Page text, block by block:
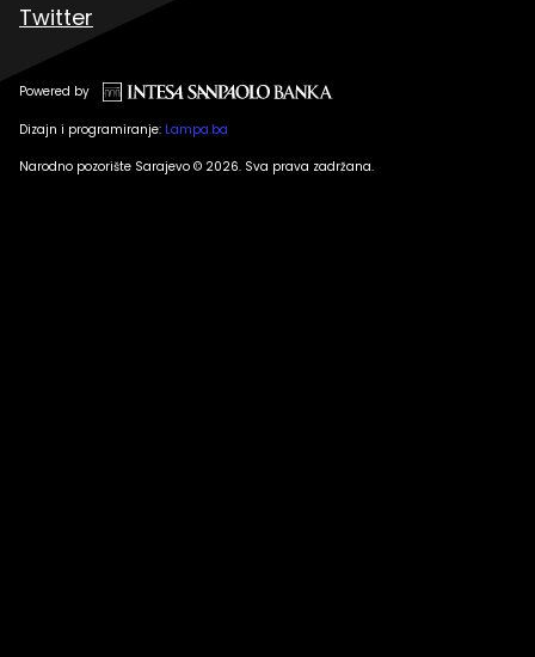
Twitter
Powered by
Dizajn i programiranje: Lampa.ba
Narodno pozorište Sarajevo © 2026. Sva prava zadržana.